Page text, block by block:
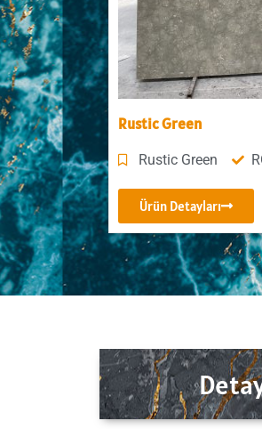
Rustic Green
Rustic Green
Ürün Detayları